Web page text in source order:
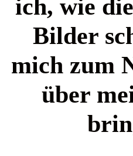
ich, wie
Bilder
mich zum
über